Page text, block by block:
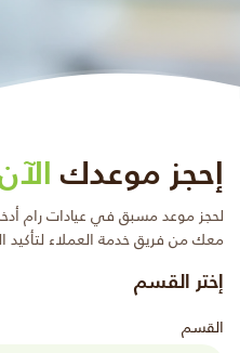
إحجز موعدك
لحجز موعد مسبق في عيادات رام
معك من فريق خدمة العملاء لتأكيد
إختر القسم
القسم